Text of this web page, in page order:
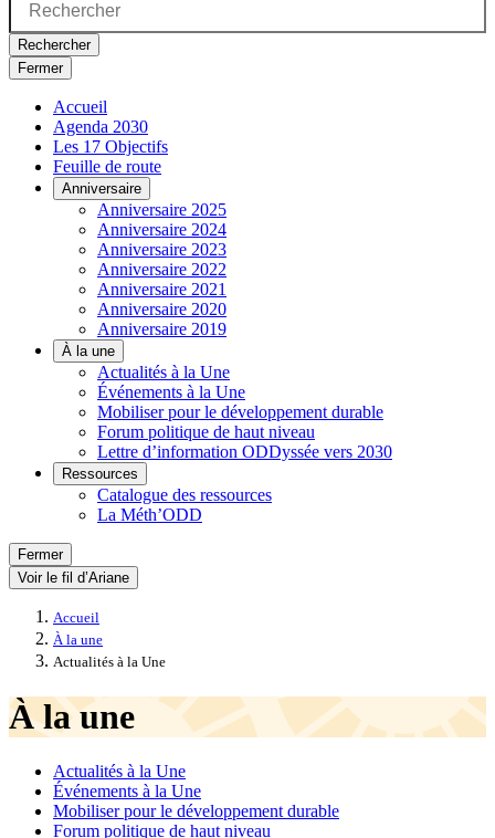
Rechercher
Fermer
Accueil
Agenda 2030
Les 17 Objectifs
Feuille de route
Anniversaire
Anniversaire 2025
Anniversaire 2024
Anniversaire 2023
Anniversaire 2022
Anniversaire 2021
Anniversaire 2020
Anniversaire 2019
À la une
Actualités à la Une
Événements à la Une
Mobiliser pour le développement durable
Forum politique de haut niveau
Lettre d’information ODDyssée vers 2030
Ressources
Catalogue des ressources
La Méth’ODD
Fermer
Voir le fil d’Ariane
Accueil
À la une
Actualités à la Une
À la une
Actualités à la Une
Événements à la Une
Mobiliser pour le développement durable
Forum politique de haut niveau